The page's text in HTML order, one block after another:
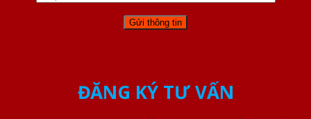
ĐĂNG KÝ TƯ VẤN